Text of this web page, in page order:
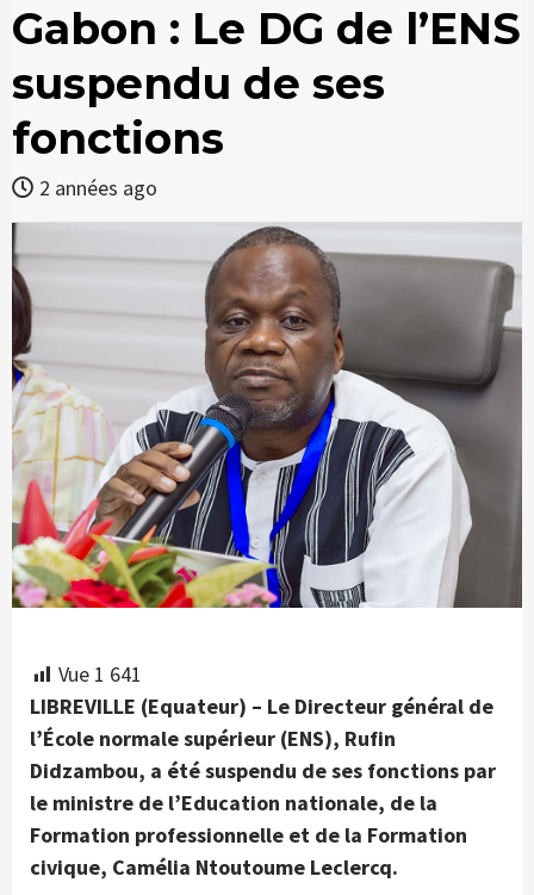
Gabon : Le DG de l’ENS
suspendu de ses
fonctions
2 années ago
Vue 1 641
LIBREVILLE (Equateur) – Le Directeur général de
l’École normale supérieur (ENS), Rufin
Didzambou, a été suspendu de ses fonctions par
le ministre de l’Education nationale, de la
Formation professionnelle et de la Formation
civique, Camélia Ntoutoume Leclercq.